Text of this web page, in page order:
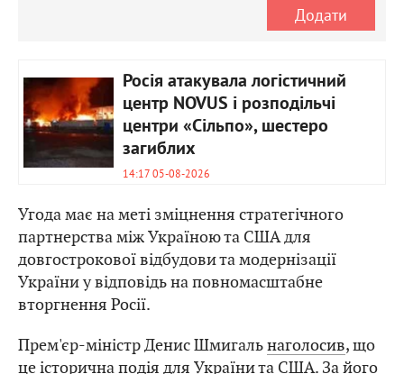
Додати
Росія атакувала логістичний
центр NOVUS і розподільчі
центри «Сільпо», шестеро
загиблих
14:17 05-08-2026
Угода має на меті зміцнення стратегічного
партнерства між Україною та США для
довгострокової відбудови та модернізації
України у відповідь на повномасштабне
вторгнення Росії.
Прем'єр-міністр Денис Шмигальнаголосив, що
це історична подія для України та США. За його